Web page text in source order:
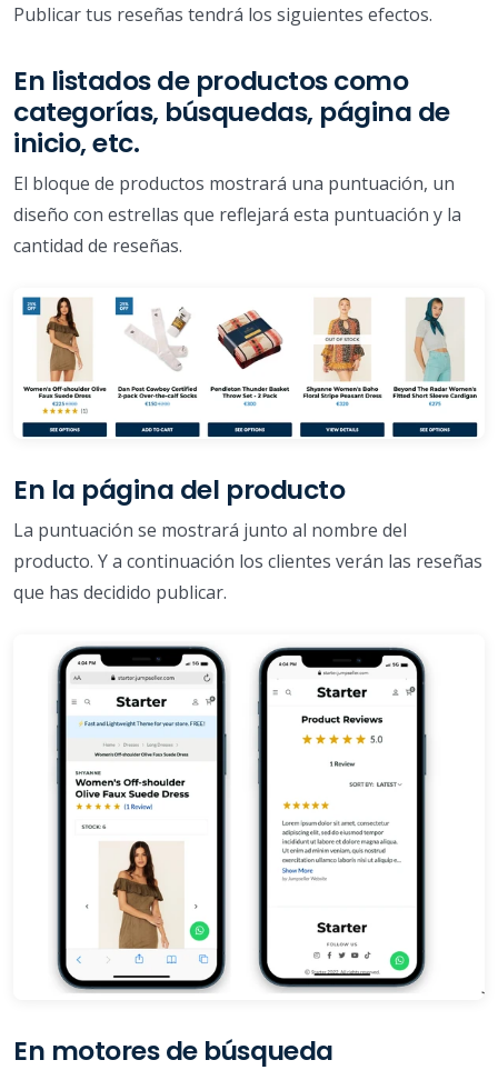
Publicar tus reseñas tendrá los siguientes efectos.
En listados de productos como
categorías, búsquedas, página de
inicio, etc.
El bloque de productos mostrará una puntuación, un
diseño con estrellas que reflejará esta puntuación y la
cantidad de reseñas.
En la página del producto
La puntuación se mostrará junto al nombre del
producto. Y a continuación los clientes verán las reseñas
que has decidido publicar.
En motores de búsqueda